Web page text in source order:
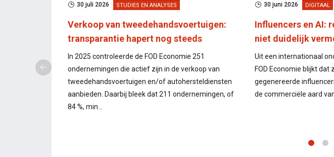
30 juli 2026 STUDIES EN ANALYSES
Verkoop van tweedehandsvoertuigen:
transparantie hapert nog steeds
In 2025 controleerde de FOD Economie 251
ondernemingen die actief zijn in de verkoop van
tweedehandsvoertuigen en/of autohersteldiensten
aanbieden. Daarbij bleek dat 211 ondernemingen, of
84 %, min...
30 juni 2026 DIGITAAL
Influencers en AI:
niet duidelijk
Uit een internationaal
FOD Economie blijkt dat
gegenereerde
de commerciële aard